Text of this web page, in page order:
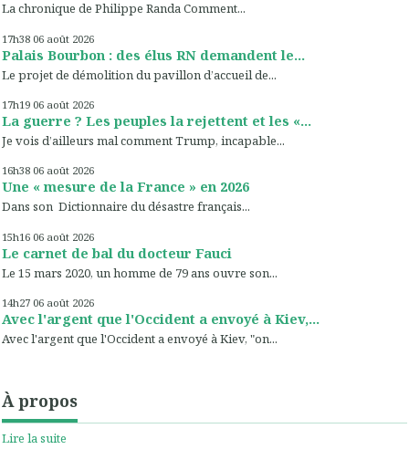
La chronique de Philippe Randa Comment...
17h38 06 août 2026
Palais Bourbon : des élus RN demandent le...
Le projet de démolition du pavillon d’accueil de...
17h19 06 août 2026
La guerre ? Les peuples la rejettent et les «...
Je vois d’ailleurs mal comment Trump, incapable...
16h38 06 août 2026
Une « mesure de la France » en 2026
Dans son Dictionnaire du désastre français...
15h16 06 août 2026
Le carnet de bal du docteur Fauci
Le 15 mars 2020, un homme de 79 ans ouvre son...
14h27 06 août 2026
Avec l'argent que l'Occident a envoyé à Kiev,...
Avec l'argent que l'Occident a envoyé à Kiev, "on...
À propos
Lire la suite